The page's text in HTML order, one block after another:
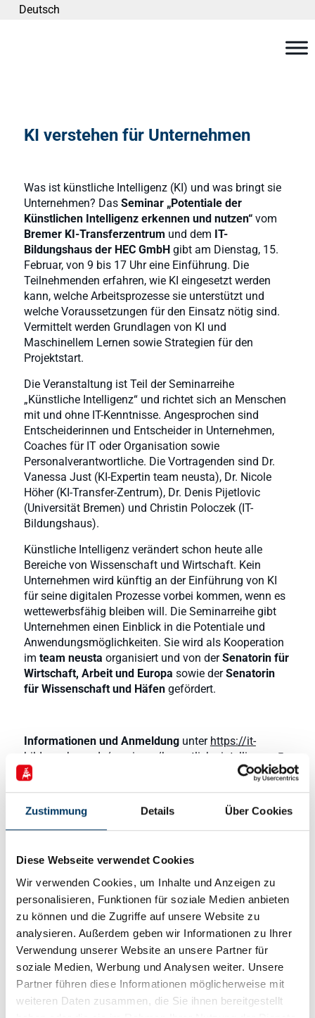
Zustimmung Details Über Cookies
Diese Webseite verwendet Cookies
Wir verwenden Cookies, um Inhalte und Anzeigen zu
personalisieren, Funktionen für soziale Medien anbieten
zu können und die Zugriffe auf unsere Website zu
analysieren. Außerdem geben wir Informationen zu Ihrer
Verwendung unserer Website an unsere Partner für
soziale Medien, Werbung und Analysen weiter. Unsere
Partner führen diese Informationen möglicherweise mit
weiteren Daten zusammen, die Sie ihnen bereitgestellt
Deutsch
KI verstehen für Unternehmen
Was ist künstliche Intelligenz (KI) und was bringt sie
Unternehmen? Das Seminar „Potentiale der
Künstlichen Intelligenz erkennen und nutzen“vom
Bremer KI-Transferzentrum und dem IT-
Bildungshaus der HEC GmbHgibt am Dienstag, 15.
Februar, von 9 bis 17 Uhr eine Einführung. Die
Teilnehmenden erfahren, wie KI eingesetzt werden
kann, welche Arbeitsprozesse sie unterstützt und
welche Voraussetzungen für den Einsatz nötig sind.
Vermittelt werden Grundlagen von KI und
Maschinellem Lernen sowie Strategien für den
Projektstart.
Die Veranstaltung ist Teil der Seminarreihe
„Künstliche Intelligenz“ und richtet sich an Menschen
mit und ohne IT-Kenntnisse. Angesprochen sind
Entscheiderinnen und Entscheider in Unternehmen,
Coaches für IT oder Organisation sowie
Personalverantwortliche. Die Vortragenden sind Dr.
Vanessa Just (KI-Expertin team neusta), Dr. Nicole
Höher (KI-Transfer-Zentrum), Dr. Denis Pijetlovic
(Universität Bremen) und Christin Poloczek (IT-
Bildungshaus).
Künstliche Intelligenz verändert schon heute alle
Bereiche von Wissenschaft und Wirtschaft. Kein
Unternehmen wird künftig an der Einführung von KI
für seine digitalen Prozesse vorbei kommen, wenn es
wettewerbsfähig bleiben will. Die Seminarreihe gibt
Unternehmen einen Einblick in die Potentiale und
Anwendungsmöglichkeiten. Sie wird als Kooperation
im team neusta organisiert und von derSenatorin für
Wirtschaft, Arbeit und Europa sowie derSenatorin
für Wissenschaft und Häfengefördert.
Informationen und Anmeldung unter https://it-
bildungshaus.de/seminare/kuenstliche-intelligenz
Die Kosten für Modul 1 betragen 178,50 Euro.
Smidt-Straße 24, 28217 Bremen (Schuppen 1,
Überseestadt).
Bildungshaus (Ein Geschäftszweig der HEC GmbH),
unter Telefon 0421 20750750 und E-Mail
gabi.rosenbaum@it-bildungshaus.de.
Datum & Uhrzeit
15. Februar 2022